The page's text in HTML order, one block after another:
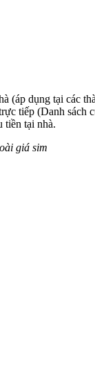
(áp dụng tại các
tiếp (Danh sách
tiền tại nhà.
giá sim